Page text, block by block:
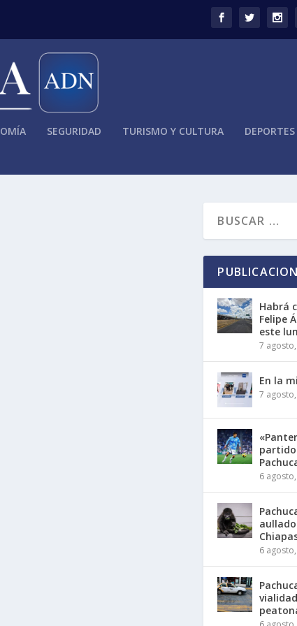
SEGURIDAD TURISMO Y CULTURA DEPORTES
Habrá
Felipe
este
7
En la
7
6
6